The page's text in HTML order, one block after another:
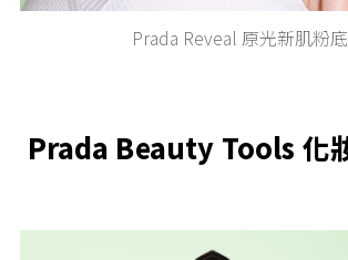
Prada Reveal 原光新肌粉
Prada Beauty Tools 化